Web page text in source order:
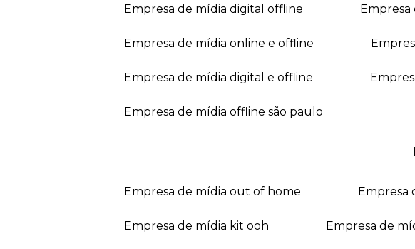
empresa de mídia digital offline
empresa de mídia online e offline
empresa de mídia digital e offline
empresa de mídia offline são paulo
empresa de mídia out of home
empresa de mídia kit ooh empresa de